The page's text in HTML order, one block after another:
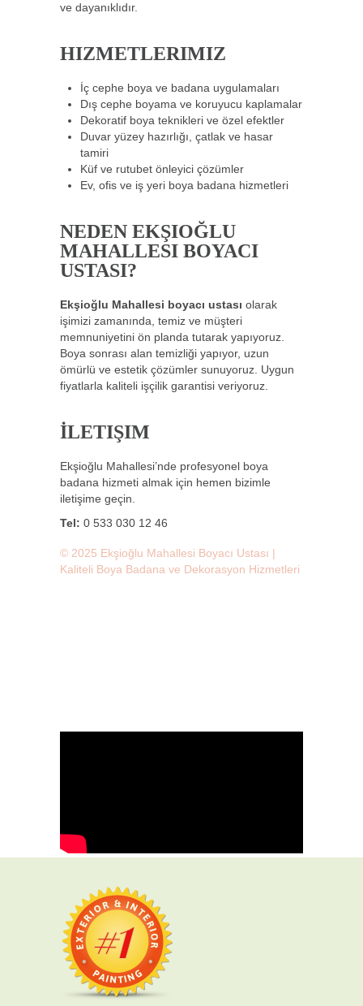
ve dayanıklıdır.
HIZMETLERIMIZ
İç cephe boya ve badana uygulamaları
Dış cephe boyama ve koruyucu kaplamalar
Dekoratif boya teknikleri ve özel efektler
Duvar yüzey hazırlığı, çatlak ve hasar
tamiri
Küf ve rutubet önleyici çözümler
Ev, ofis ve iş yeri boya badana hizmetleri
NEDEN EKŞIOĞLU
MAHALLESI BOYACI
USTASI?
Ekşioğlu Mahallesi boyacı ustası olarak
işimizi zamanında, temiz ve müşteri
memnuniyetini ön planda tutarak yapıyoruz.
Boya sonrası alan temizliği yapıyor, uzun
ömürlü ve estetik çözümler sunuyoruz. Uygun
fiyatlarla kaliteli işçilik garantisi veriyoruz.
İLETIŞIM
Ekşioğlu Mahallesi’nde profesyonel boya
badana hizmeti almak için hemen bizimle
iletişime geçin.
Tel: 0 533 030 12 46
© 2025 Ekşioğlu Mahallesi Boyacı Ustası |
Kaliteli Boya Badana ve Dekorasyon Hizmetleri